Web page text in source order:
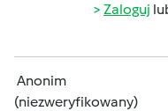
Zaloguj
Anonim
(niezweryfikowany)